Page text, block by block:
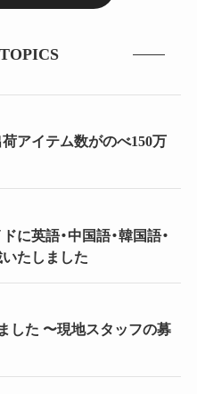
アイテム数がのべ150万
英語・中国語・韓国語・
たしました
した 〜現地スタッフの募